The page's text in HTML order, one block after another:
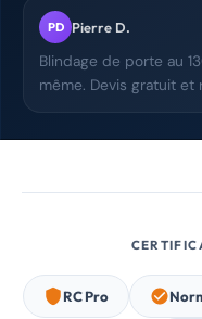
PD Pierre D.
Blindage de porte au
même. Devis gratuit et
RC Pro